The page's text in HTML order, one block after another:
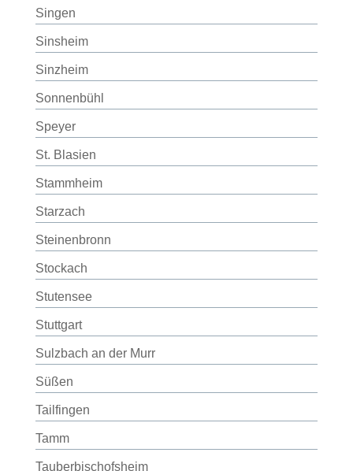
Singen
Sinsheim
Sinzheim
Sonnenbühl
Speyer
St. Blasien
Stammheim
Starzach
Steinenbronn
Stockach
Stutensee
Stuttgart
Sulzbach an der Murr
Süßen
Tailfingen
Tamm
Tauberbischofsheim